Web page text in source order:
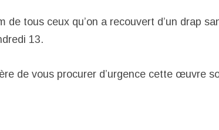
de tous ceux qu’on a recouvert d’un drap
13.
de vous procurer d’urgence cette œuvre